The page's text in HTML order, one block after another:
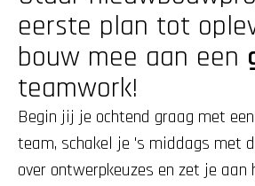
eerste plan tot
bouw mee aan een
teamwork!
Begin jij je ochtend graag met
team, schakel je 's middags met
over ontwerpkeuzes en zet je aan